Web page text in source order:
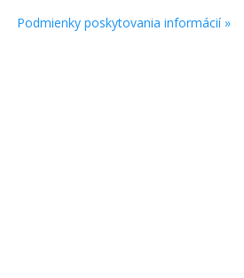
Podmienky poskytovania informácií »